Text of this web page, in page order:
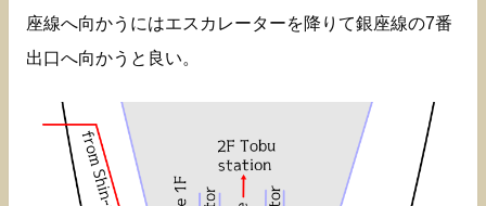
座線へ向かうにはエスカレーターを降りて銀座線の7番
出口へ向かうと良い。